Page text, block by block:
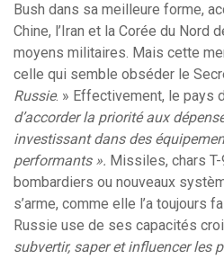
Bush dans sa meilleure forme,
Chine, l’Iran et la Corée du Nord
moyens militaires. Mais cette
celle qui semble obséder le
Russie. » Effectivement, le pays
d’accorder la priorité aux
investissant dans des
performants ». Missiles, chars
bombardiers ou nouveaux
s’arme, comme elle l’a toujours
Russie use de ses capacités
subvertir, saper et influencer les